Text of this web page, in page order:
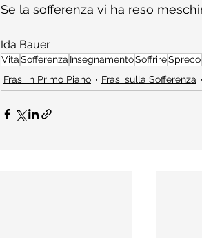
Se la sofferenza vi ha reso
Ida Bauer
VitaSofferenza InsegnamentoSoffrireSpreco
Frasi in Primo Piano
Frasi sulla Sofferenza